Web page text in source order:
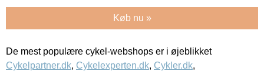
Køb nu »
De mest populære cykel-webshops er i øjeblikket
Cykelpartner.dk, Cykelexperten.dk, Cykler.dk,